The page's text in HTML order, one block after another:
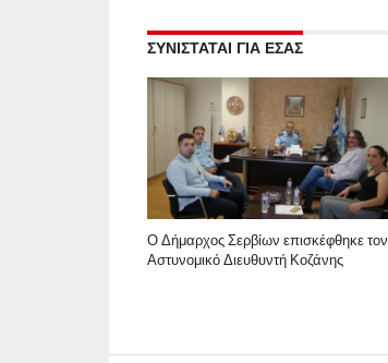
ΣΥΝΙΣΤΑΤΑΙ ΓΙΑ ΕΣΑΣ
Ο Δήμαρχος Σερβίων επισκέφθηκε τον
Αστυνομικό Διευθυντή Κοζάνης